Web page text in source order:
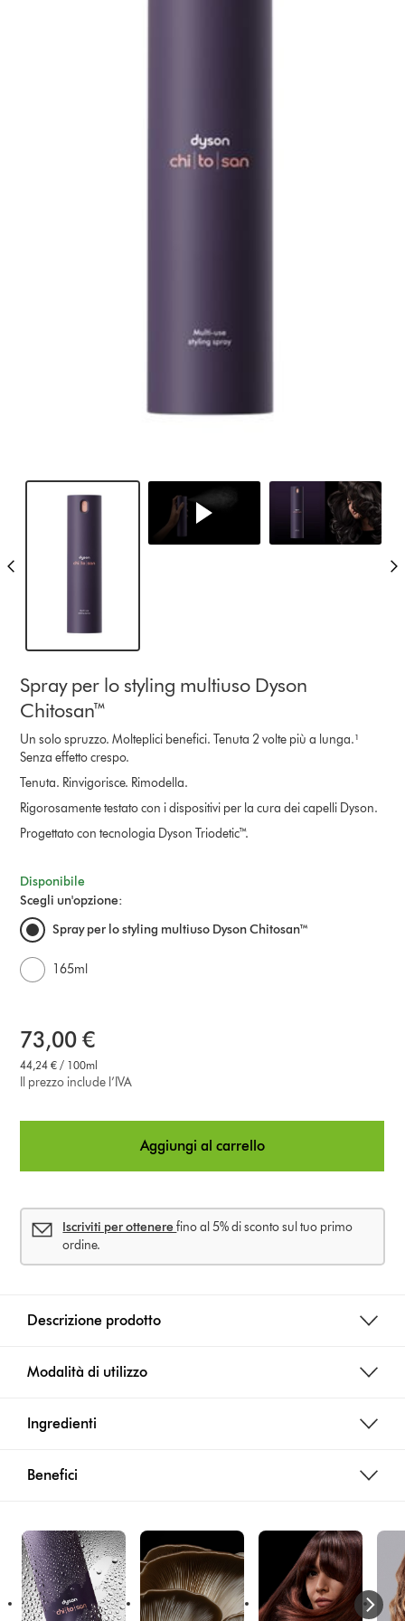
Spray per lo styling multiuso Dyson
Chitosan™
Un solo spruzzo. Molteplici benefici. Tenuta 2 volte più a lunga.¹
Senza effetto crespo.
Tenuta. Rinvigorisce. Rimodella.
Rigorosamente testato con i dispositivi per la cura dei capelli Dyson.
Progettato con tecnologia Dyson Triodetic™.
Disponibile
Scegli un'opzione:
Spray per lo styling multiuso Dyson Chitosan™
165ml
73,00 €
44,24 € / 100ml
Il prezzo include l’IVA
Aggiungi al carrello
Iscriviti per ottenerefino al 5% di sconto sul tuo primo
ordine.
Descrizione prodotto
Modalità di utilizzo
Ingredienti
Benefici